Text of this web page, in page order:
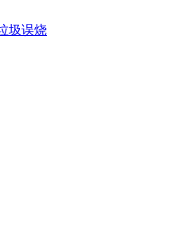
圾误烧
民币保留非洲古老木雕艺术
"胸展"